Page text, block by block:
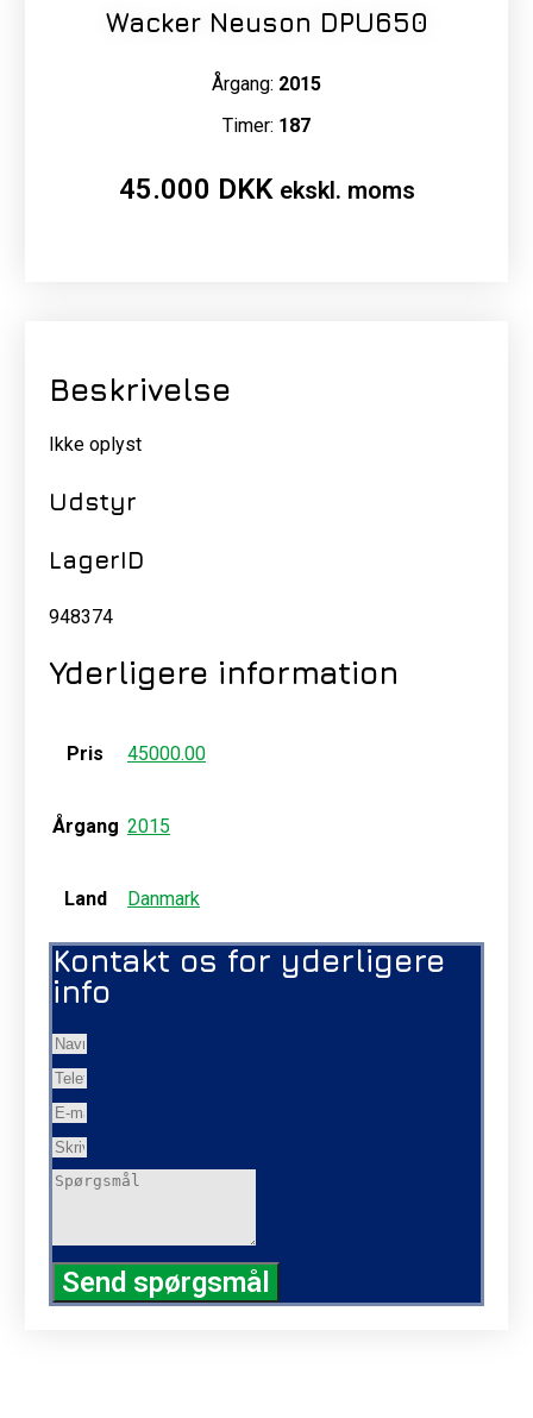
Wacker Neuson DPU650
Årgang: 2015
Timer: 187
45.000 DKK ekskl. moms
Beskrivelse
Ikke oplyst
Udstyr
LagerID
948374
Yderligere information
Pris 45000.00
Årgang 2015
Land Danmark
Kontakt os for yderligere
info
Send spørgsmål